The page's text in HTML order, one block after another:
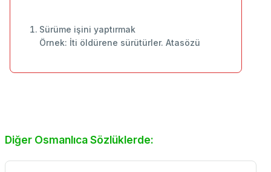
Sürüme işini yaptırmak
Örnek: İti öldürene sürütürler. Atasözü
Diğer Osmanlıca Sözlüklerde: